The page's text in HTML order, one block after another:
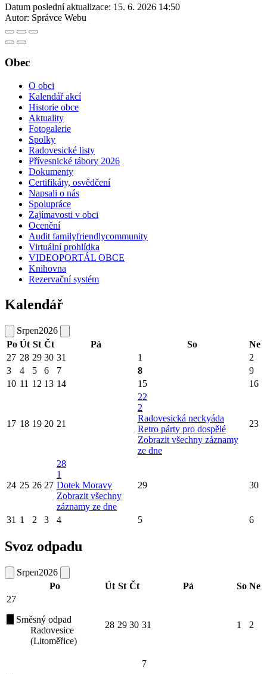
Datum poslední aktualizace: 15. 6. 2026 14:50
Autor: Správce Webu
Obec
O obci
Kalendář akcí
Historie obce
Aktuality
Fotogalerie
Spolky
Radovesické listy
Přívesnické tábory 2026
Dokumenty
Certifikáty, osvědčení
Napsali o nás
Spolupráce
Zajímavosti v obci
Ocenění
Audit familyfriendlycommunity
Virtuální prohlídka
VIDEOPORTÁL OBCE
Knihovna
Rezervační systém
Kalendář
Srpen2026
Po Út St Čt Pá So
Ne
27 28 29 30 31 1
2
3
4 5 6 7 8
9
10 11 12 13 14 15 16
17 18 19 20 21
22
2
Radovesická neckyáda
Retro párty pro dospělé
Zobrazit všechny záznamy
ze dne
23
24 25 26 27
28
1
Dotek Moravy
Zobrazit všechny
záznamy ze dne
29 30
31 1 2 3 4 5 6
Svoz odpadu
Srpen2026
Po
Út St Čt Pá So Ne
27
Směsný odpad
Radovesice
(Litoměřice)
28 29 30 31 1 2
7